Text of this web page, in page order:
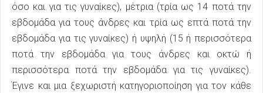
όσο και για τις γυναίκες), μέτρια (τρία ως 14 ποτά την
εβδομάδα για τους άνδρες και τρία ως επτά ποτά την
εβδομάδα για τις γυναίκες) ή υψηλή (15 ή περισσότερα
ποτά την εβδομάδα για τους άνδρες και οκτώ ή
περισσότερα ποτά την εβδομάδα για τις γυναίκες).
Έγινε και μια ξεχωριστή κατηγοριοποίηση για τον κάθε